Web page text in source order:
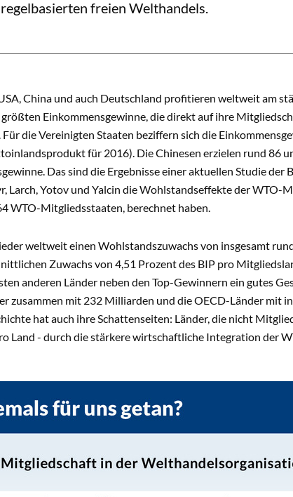
freien Welthandels.
China und auch Deutschland profitieren weltweit am
Einkommensgewinne, die direkt auf ihre
die Vereinigten Staaten beziffern sich die
für 2016). Die Chinesen erzielen rund 86
Das sind die Ergebnisse einer aktuellen Studie der
Larch, Yotov und Yalcin die Wohlstandseffekte der WTO-
WTO-Mitgliedsstaaten, berechnet haben.
weltweit einen Wohlstandszuwachs von insgesamt
Zuwachs von 4,51 Prozent des BIP pro
anderen Länder neben den Top-Gewinnern ein gutes
zusammen mit 232 Milliarden und die OECD-Länder mit
hat auch ihre Schattenseiten: Länder, die nicht
Land - durch die stärkere wirtschaftliche Integration der